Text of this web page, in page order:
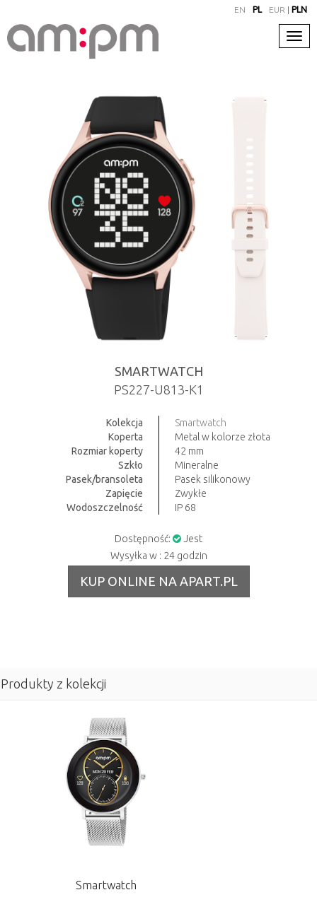
EN PL EUR |PLN
SMARTWATCH
PS227-U813-K1
Kolekcja
Smartwatch
Koperta
Metal w kolorze złota
Rozmiar koperty
42 mm
Szkło
Mineralne
Pasek/bransoleta
Pasek silikonowy
Zapięcie
Zwykłe
Wodoszczelność
IP 68
Dostępność:
Jest
Wysyłka w : 24 godzin
KUP ONLINE NA APART.PL
Produkty z kolekcji
Smartwatch